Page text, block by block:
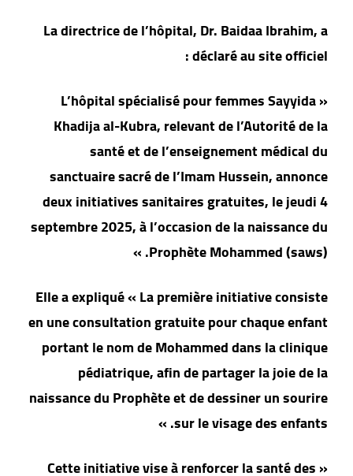
La directrice de l’hôpital, Dr. Baidaa Ibrahim, a
déclaré au site officiel :
« L’hôpital spécialisé pour femmes Sayyida
Khadija al-Kubra, relevant de l’Autorité de la
santé et de l’enseignement médical du
sanctuaire sacré de l’Imam Hussein, annonce
deux initiatives sanitaires gratuites, le jeudi 4
septembre 2025, à l’occasion de la naissance du
Prophète Mohammed (saws). »
Elle a expliqué « La première initiative consiste
en une consultation gratuite pour chaque enfant
portant le nom de Mohammed dans la clinique
pédiatrique, afin de partager la joie de la
naissance du Prophète et de dessiner un sourire
sur le visage des enfants. »
« Cette initiative vise à renforcer la santé des